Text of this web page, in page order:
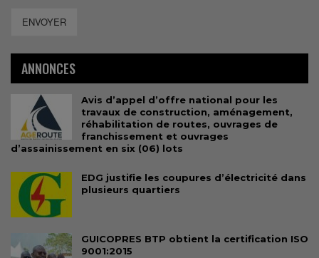
ENVOYER
ANNONCES
Avis d’appel d’offre national pour les
travaux de construction, aménagement,
réhabilitation de routes, ouvrages de
franchissement et ouvrages
d’assainissement en six (06) lots
EDG justifie les coupures d’électricité dans
plusieurs quartiers
GUICOPRES BTP obtient la certification ISO
9001:2015